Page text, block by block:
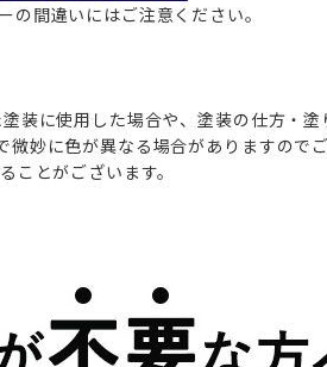
間違いにはご注意ください。
に使用した場合や、塗装の仕方・
妙に色が異なる場合がありますのでご
とがございます。